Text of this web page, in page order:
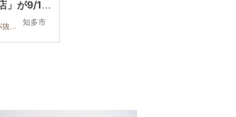
知多市
」が9/12